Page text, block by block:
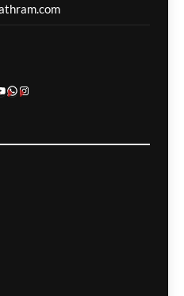
കണ്ടെത്തി;
ഭീമൻ
WhatsApp
Instagram